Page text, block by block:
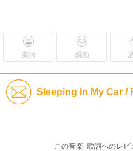
友情 感動
Sleeping In My Car /
この音楽･歌詞へのレ